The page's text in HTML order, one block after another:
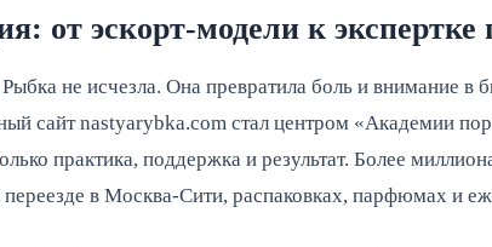
от эскорт-модели к экспертке
не исчезла. Она превратила боль и внимание в
сайт nastyarybka.com стал центром «Академии
практика, поддержка и результат. Более
переезде в Москва-Сити, распаковках, парфюмах и